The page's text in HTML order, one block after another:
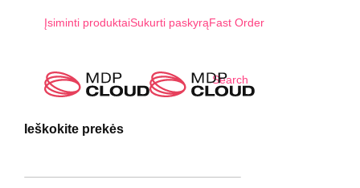
Įsiminti produktaiSukurti paskyrąFast Order
Search
Ieškokite prekės